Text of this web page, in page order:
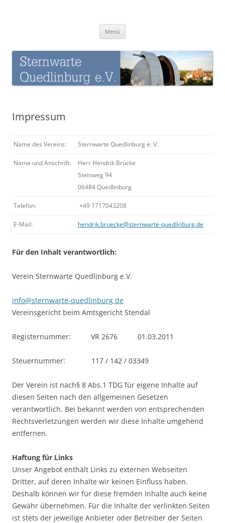
Menü
Impressum
Name des Vereins: Sternwarte Quedlinburg e. V.
Name und Anschrift:
Herr Hendrik Brücke
Steinweg 94
06484 Quedlinburg
Telefon: +49 1717043208
E-Mail: hendrik.bruecke@sternwarte-quedlinburg.de
Für den Inhalt verantwortlich:
Verein Sternwarte Quedlinburg e.V.
info@sternwarte-quedlinburg.de
Vereinsgericht beim Amtsgericht Stendal
Registernummer: VR 2676 01.03.2011
Steuernummer: 117 / 142 / 03349
Der Verein ist nach§ 8 Abs.1 TDG für eigene Inhalte auf
diesen Seiten nach den allgemeinen Gesetzen
verantwortlich. Bei bekannt werden von entsprechenden
Rechtsverletzungen werden wir diese Inhalte umgehend
entfernen.
Haftung für Links
Unser Angebot enthält Links zu externen Webseiten
Dritter, auf deren Inhalte wir keinen Einfluss haben.
Deshalb können wir für diese fremden Inhalte auch keine
Gewähr übernehmen. Für die Inhalte der verlinkten Seiten
ist stets der jeweilige Anbieter oder Betreiber der Seiten